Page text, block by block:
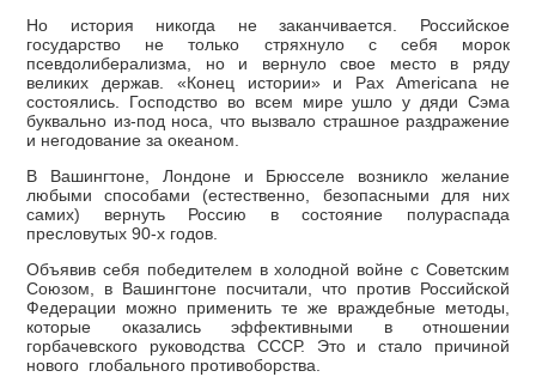
Но история никогда не заканчивается. Российское
государство не только стряхнуло с себя морок
псевдолиберализма, но и вернуло свое место в ряду
великих держав. «Конец истории» и Pax Americana не
состоялись. Господство во всем мире ушло у дяди Сэма
буквально из-под носа, что вызвало страшное раздражение
и негодование за океаном.
В Вашингтоне, Лондоне и Брюсселе возникло желание
любыми способами (естественно, безопасными для них
самих) вернуть Россию в состояние полураспада
пресловутых 90-х годов.
Объявив себя победителем в холодной войне с Советским
Союзом, в Вашингтоне посчитали, что против Российской
Федерации можно применить те же враждебные методы,
которые оказались эффективными в отношении
горбачевского руководства СССР. Это и стало причиной
нового глобального противоборства.